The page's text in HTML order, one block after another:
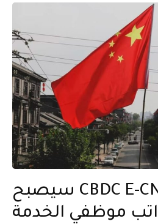
سيصبح CBDC E-CNY الصيني
موظفي الخدمة